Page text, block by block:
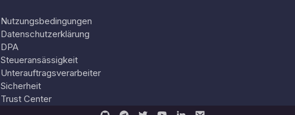
Nutzungsbedingungen
Datenschutzerklärung
DPA
Steueransässigkeit
Unterauftragsverarbeiter
Sicherheit
Trust Center